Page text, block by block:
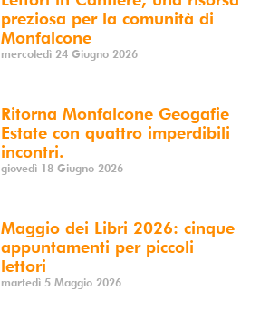
preziosa per la comunità di
Monfalcone
mercoledì 24 Giugno 2026
Ritorna Monfalcone Geogafie
Estate con quattro imperdibili
incontri.
giovedì 18 Giugno 2026
Maggio dei Libri 2026: cinque
appuntamenti per piccoli
lettori
martedì 5 Maggio 2026